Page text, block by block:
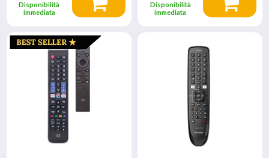
Disponibilità
immediata
Disponibilità
immediata